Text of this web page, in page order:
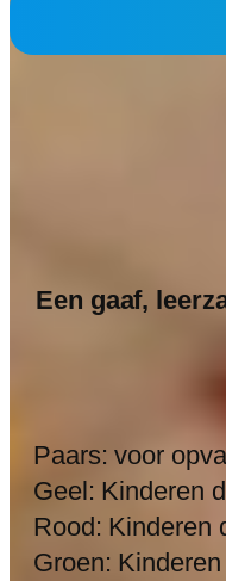
Een gaaf,
Paars: voor
Geel: Kinderen
Rood: Kinderen
Groen: